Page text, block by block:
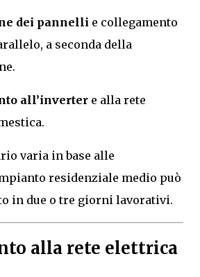
dei pannelli e collegamento
a seconda della
all’inverter e alla rete
varia in base alle
residenziale medio può
in due o tre giorni lavorativi.
alla rete elettrica